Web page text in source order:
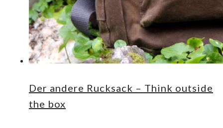
Der andere Rucksack – Think outside
the box